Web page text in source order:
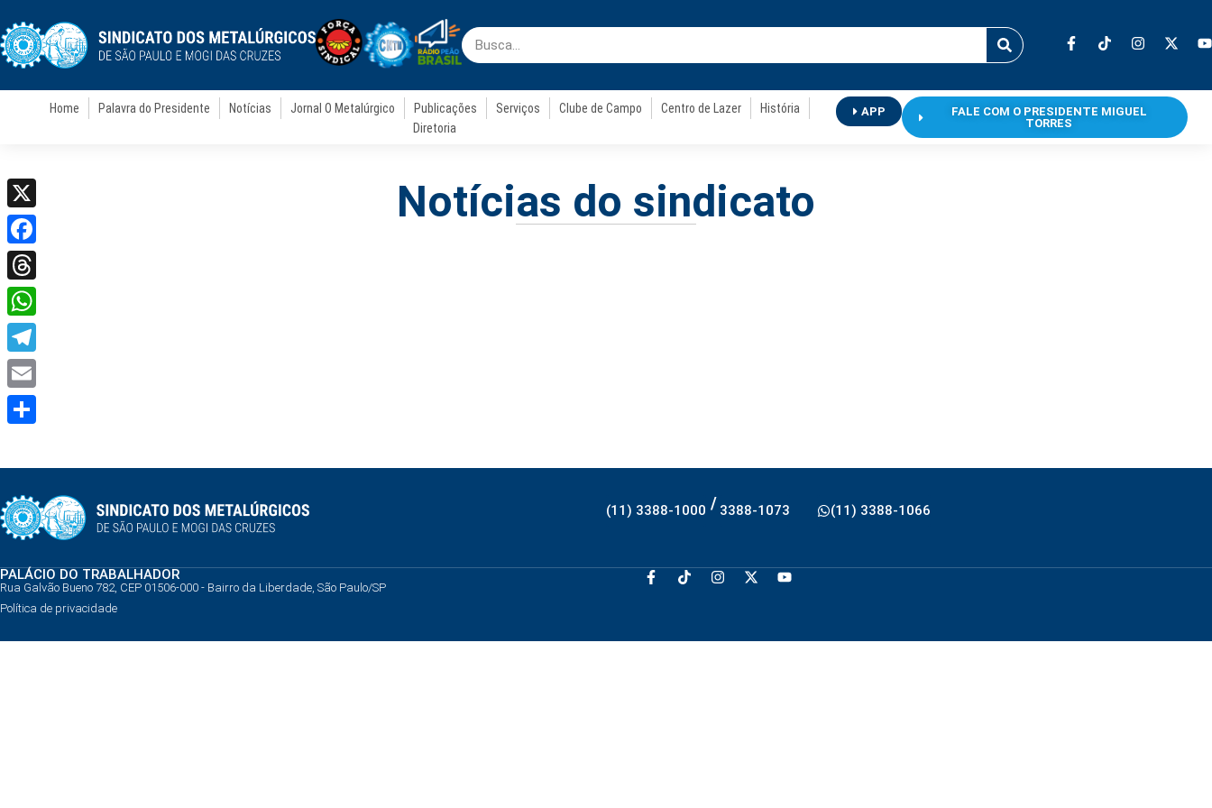
Home Palavra do Presidente Notícias Jornal O Metalúrgico Publicações Serviços Clube de Campo Centro de Lazer
História
Diretoria
APP
FALE COM O PRESIDENTE MIGUEL
TORRES
Notícias do sindicato
(11) 3388-1000 / 3388-1073 (11) 3388-1066
PALÁCIO DO TRABALHADOR
Rua Galvão Bueno 782, CEP 01506-000 - Bairro da Liberdade, São Paulo/SP
Política de privacidade
X
Facebook
Threads
WhatsApp
Telegram
Email